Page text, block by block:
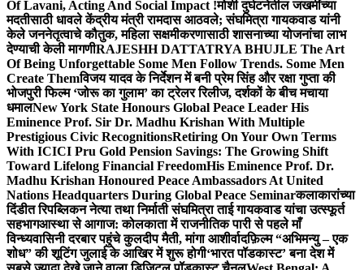
Of Lavani, Acting And Social Impact !मोशी दुर्घटनेतील जखमींच्या
मदतीसाठी धावले केंद्रीय मंत्री रामदास आठवले; संघमित्रा गायकवाड यांनी
केले जननेतृत्वाचे कौतुक, महिला सक्षमीकरणासाठी शासनाच्या योजनांचा लाभ
देण्याची केली मागणीRAJESHH DATTATRYA BHUJLE The Art
Of Being Unforgettable Some Men Follow Trends. Some Men
Create Themविजय यादव के निर्देशन में बनी प्रेम सिंह और रक्षा गुप्ता की
भोजपुरी फिल्म ‘जोरू का गुलाम’ का ट्रेलर रिलीज, दर्शकों के बीच मचाया
धमालNew York State Honours Global Peace Leader His
Eminence Prof. Sir Dr. Madhu Krishan With Multiple
Prestigious Civic RecognitionsRetiring On Your Own Terms
With ICICI Pru Gold Pension Savings: The Growing Shift
Toward Lifelong Financial FreedomHis Eminence Prof. Dr.
Madhu Krishan Honoured Peace Ambassadors At United
Nations Headquarters During Global Peace Seminarकलाकारांच्या
दिंडीत रिपब्लिकन नेत्या तथा निर्माती संघमित्रा ताई गायकवाड यांचा उत्स्फूर्त
सहभागआस्था से आगाज: कोलकाता में राजनीतिक पारी से पहले माँ
विन्ध्यवासिनी दरबार पहुंचे कुलदीप मैती, मांगा आशीर्वादफ़िल्म “अभिमन्यु – एक
शोध” की शूटिंग जुलाई के आखिर में शुरू होगी‘भारत पॉडकास्ट’ बना देश में